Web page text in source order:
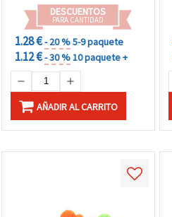
DESCUENTOS
PARA CANTIDAD
1.28 €- 20 %5-9 paquete
1.12 €- 30 %10 paquete +
AÑADIR AL CARRITO